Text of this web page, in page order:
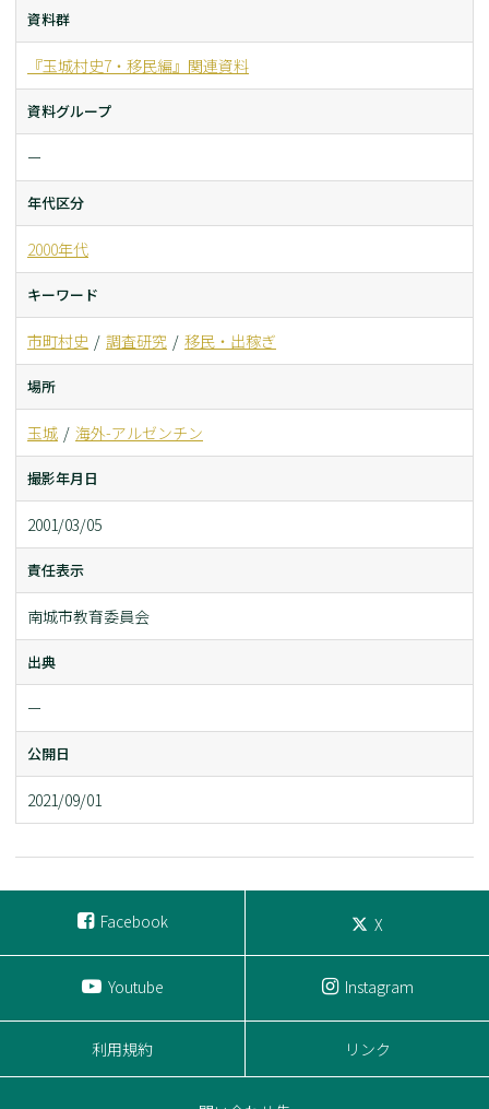
資料群
『玉城村史7・移民編』関連資料
資料グループ
ー
年代区分
2000年代
キーワード
市町村史 調査研究 移民・出稼ぎ
場所
玉城 海外-アルゼンチン
撮影年月日
2001/03/05
責任表示
南城市教育委員会
出典
ー
公開日
2021/09/01
Facebook X
Youtube Instagram
利用規約 リンク